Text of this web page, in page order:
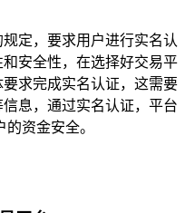
定，要求用户进行实名认
安全性，在选择好交易平
求完成实名认证，这需要
息，通过实名认证，平台
资金安全。